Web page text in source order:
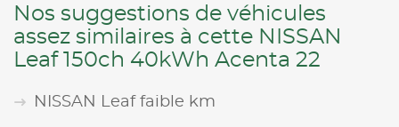
Nos suggestions de véhicules
assez similaires à cette NISSAN
Leaf 150ch 40kWh Acenta 22
NISSAN Leaf faible km